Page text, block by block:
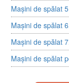
Mașini de spălat
Mașini de spălat
Mașini de spălat
Mașini de spălat